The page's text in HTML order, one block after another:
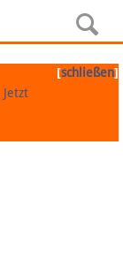
[schließen]
Jetzt